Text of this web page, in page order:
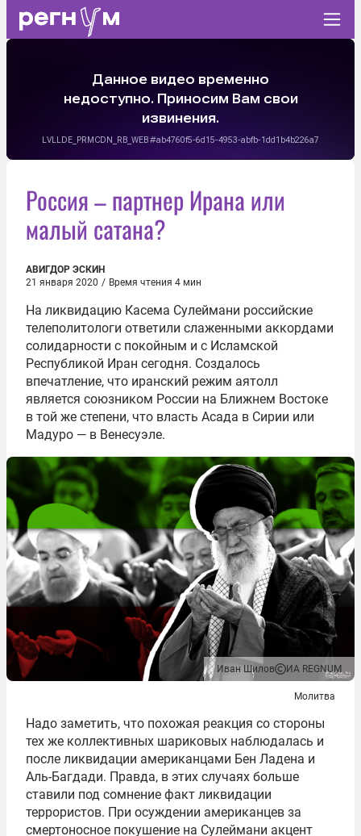
Россия – партнер Ирана или
малый сатана?
АВИГДОР ЭСКИН
21 января 2020 / Время чтения 4 мин
На ликвидацию Касема Сулеймани российские
телеполитологи ответили слаженными аккордами
солидарности с покойным и с Исламской
Республикой Иран сегодня. Создалось
впечатление, что иранский режим аятолл
является союзником России на Ближнем Востоке
в той же степени, что власть Асада в Сирии или
Мадуро — в Венесуэле.
Иван Шилов ИА REGNUM
Молитва
Надо заметить, что похожая реакция со стороны
тех же коллективных шариковых наблюдалась и
после ликвидации американцами Бен Ладена и
Аль-Багдади. Правда, в этих случаях больше
ставили под сомнение факт ликвидации
террористов. При осуждении американцев за
смертоносное покушение на Сулеймани акцент